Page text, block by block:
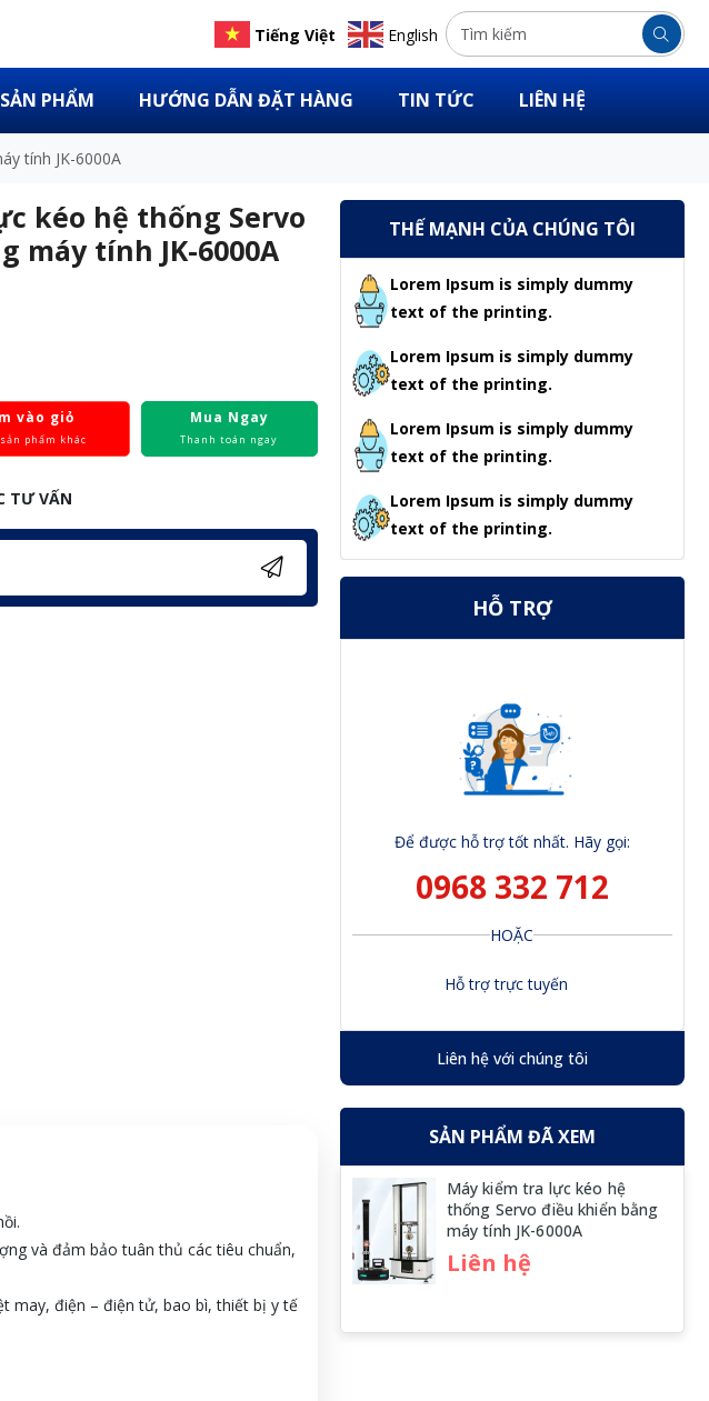
Tiếng Việt English
SẢN PHẨM HƯỚNG DẪN ĐẶT HÀNG TIN TỨC LIÊN HỆ
tính JK-6000A
kéo hệ thống Servo
máy tính JK-6000A
vào giỏ
phẩm khác
Mua Ngay
Thanh toán ngay
TƯ VẤN
và đảm bảo tuân thủ các tiêu chuẩn,
may, điện – điện tử, bao bì, thiết bị y tế
THẾ MẠNH CỦA CHÚNG TÔI
Lorem Ipsum is simply dummy
text of the printing.
Lorem Ipsum is simply dummy
text of the printing.
Lorem Ipsum is simply dummy
text of the printing.
Lorem Ipsum is simply dummy
text of the printing.
HỖ TRỢ
Để được hỗ trợ tốt nhất. Hãy gọi:
0968 332 712
HOẶC
Hỗ trợ trực tuyến
Liên hệ với chúng tôi
SẢN PHẨM ĐÃ XEM
Máy kiểm tra lực kéo hệ
thống Servo điều khiển bằng
máy tính JK-6000A
Liên hệ